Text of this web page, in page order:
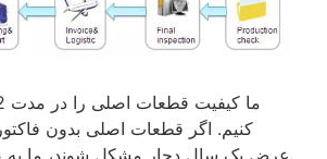
کنیم. اگر قطعات اصلی بدون